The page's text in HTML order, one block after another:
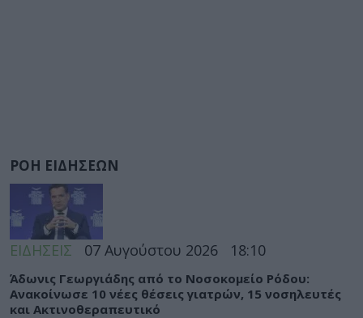
ΡΟΗ ΕΙΔΗΣΕΩΝ
ΕΙΔΗΣΕΙΣ 07 Αυγούστου 2026 18:10
Άδωνις Γεωργιάδης από το Νοσοκομείο Ρόδου:
Ανακοίνωσε 10 νέες θέσεις γιατρών, 15 νοσηλευτές
και Ακτινοθεραπευτικό